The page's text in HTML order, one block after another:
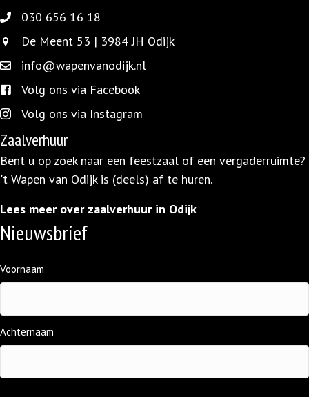
030 656 16 18
030 656 16 18
De Meent 53 | 3984 JH Odijk
De Meent 53 | 3984 JH Odijk
info@wapenvanodijk.nl
info@wapenvanodijk.nl
facebook.com/wapen.vanodijk/
Volg ons via Facebook
instagram.com/wapenvanodijk/
Volg ons via Instagram
Zaalverhuur
Bent u op zoek naar een feestzaal of een vergaderruimte?
't Wapen van Odijk is (deels) af te huren.
Lees meer over zaalverhuur in Odijk
Nieuwsbrief
Naam
(Vereist)
Voornaam
Achternaam